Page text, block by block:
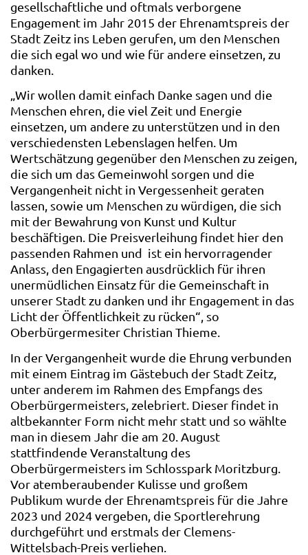
gesellschaftliche und oftmals verborgene
Engagement im Jahr 2015 der Ehrenamtspreis der
Stadt Zeitz ins Leben gerufen, um den Menschen
die sich egal wo und wie für andere einsetzen, zu
danken.
„Wir wollen damit einfach Danke sagen und die
Menschen ehren, die viel Zeit und Energie
einsetzen, um andere zu unterstützen und in den
verschiedensten Lebenslagen helfen. Um
Wertschätzung gegenüber den Menschen zu zeigen,
die sich um das Gemeinwohl sorgen und die
Vergangenheit nicht in Vergessenheit geraten
lassen, sowie um Menschen zu würdigen, die sich
mit der Bewahrung von Kunst und Kultur
beschäftigen. Die Preisverleihung findet hier den
passenden Rahmen und ist ein hervorragender
Anlass, den Engagierten ausdrücklich für ihren
unermüdlichen Einsatz für die Gemeinschaft in
unserer Stadt zu danken und ihr Engagement in das
Licht der Öffentlichkeit zu rücken“, so
Oberbürgermesiter Christian Thieme.
In der Vergangenheit wurde die Ehrung verbunden
mit einem Eintrag im Gästebuch der Stadt Zeitz,
unter anderem im Rahmen des Empfangs des
Oberbürgermeisters, zelebriert. Dieser findet in
altbekannter Form nicht mehr statt und so wählte
man in diesem Jahr die am 20. August
stattfindende Veranstaltung des
Oberbürgermeisters im Schlosspark Moritzburg.
Vor atemberaubender Kulisse und großem
Publikum wurde der Ehrenamtspreis für die Jahre
2023 und 2024 vergeben, die Sportlerehrung
durchgeführt und erstmals der Clemens-
Wittelsbach-Preis verliehen.